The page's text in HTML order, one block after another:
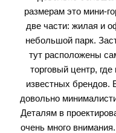
размерам это мини-
две части: жилая и
небольшой парк.
тут расположены
торговый центр,
известных брендов.
довольно
Деталям в
очень много